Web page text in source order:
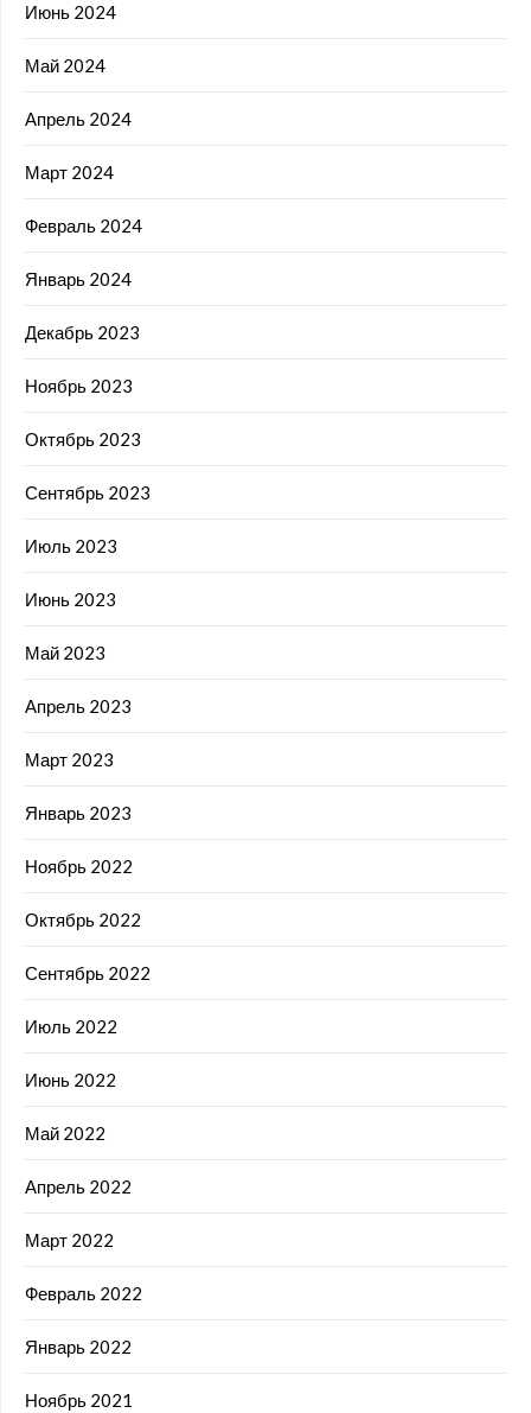
Июнь 2024
Май 2024
Апрель 2024
Март 2024
Февраль 2024
Январь 2024
Декабрь 2023
Ноябрь 2023
Октябрь 2023
Сентябрь 2023
Июль 2023
Июнь 2023
Май 2023
Апрель 2023
Март 2023
Январь 2023
Ноябрь 2022
Октябрь 2022
Сентябрь 2022
Июль 2022
Июнь 2022
Май 2022
Апрель 2022
Март 2022
Февраль 2022
Январь 2022
Ноябрь 2021